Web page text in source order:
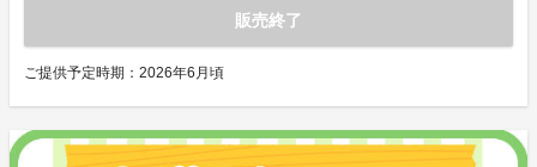
販売終了
ご提供予定時期： 2026年6月頃